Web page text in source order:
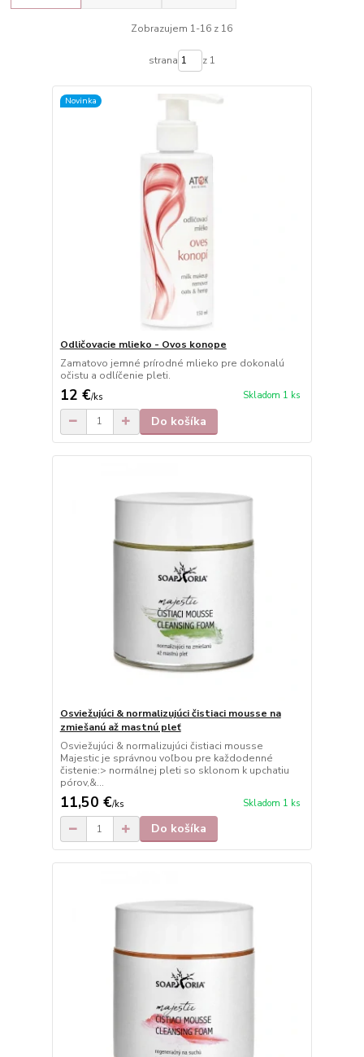
Zobrazujem 1-16 z 16
strana z 1
Novinka
Odličovacie mlieko - Ovos konope
Zamatovo jemné prírodné mlieko pre dokonalú
očistu a odlíčenie pleti.
12 €/ks Skladom 1 ks
Do košíka
Osviežujúci & normalizujúci čistiaci mousse na
zmiešanú až mastnú pleť
Osviežujúci & normalizujúci čistiaci mousse
Majestic je správnou voľbou pre každodenné
čistenie:> normálnej pleti so sklonom k upchatiu
pórov,&...
11,50 €/ks Skladom 1 ks
Do košíka